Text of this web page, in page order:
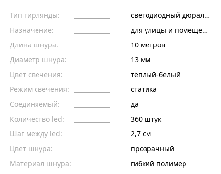
Тип гирлянды:
светодиодный дюралайт
Назначение:
для улицы и помещений
Длина шнура:
10 метров
Диаметр шнура:
13 мм
Цвет свечения:
тёплый-белый
Режим свечения:
статика
Соединяемый:
да
Количество led:
360 штук
Шаг между led:
2,7 см
Цвет шнура:
прозрачный
Материал шнура:
гибкий полимер